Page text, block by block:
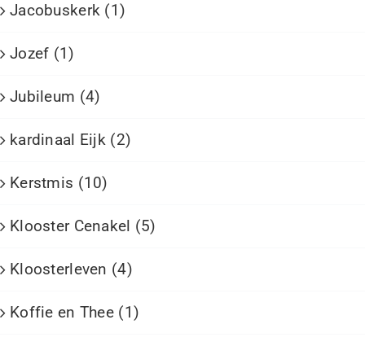
Jacobuskerk (1)
Jozef (1)
Jubileum (4)
kardinaal Eijk (2)
Kerstmis (10)
Klooster Cenakel (5)
Kloosterleven (4)
Koffie en Thee (1)